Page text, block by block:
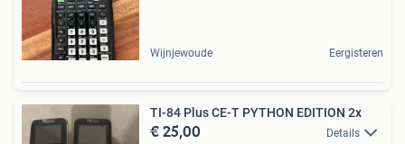
Wijnjewoude Eergisteren
TI-84 Plus CE-T PYTHON EDITION 2x
€ 25,00 Details